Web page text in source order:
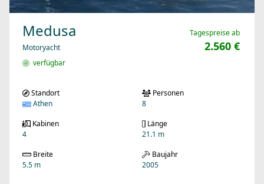
Medusa
Motoryacht
verfügbar
Tagespreise ab
2.560 €
Standort
Athen
Personen
8
Kabinen
4
Länge
21.1 m
Breite
5.5 m
Baujahr
2005